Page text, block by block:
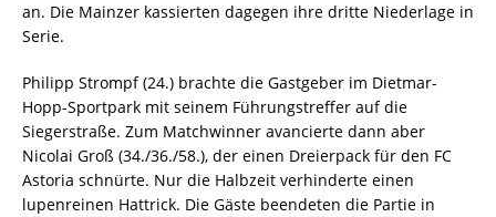
an. Die Mainzer kassierten dagegen ihre dritte Niederlage in
Serie.
Philipp Strompf (24.) brachte die Gastgeber im Dietmar-
Hopp-Sportpark mit seinem Führungstreffer auf die
Siegerstraße. Zum Matchwinner avancierte dann aber
Nicolai Groß (34./36./58.), der einen Dreierpack für den FC
Astoria schnürte. Nur die Halbzeit verhinderte einen
lupenreinen Hattrick. Die Gäste beendeten die Partie in